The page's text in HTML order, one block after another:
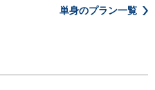
単身のプラン一覧